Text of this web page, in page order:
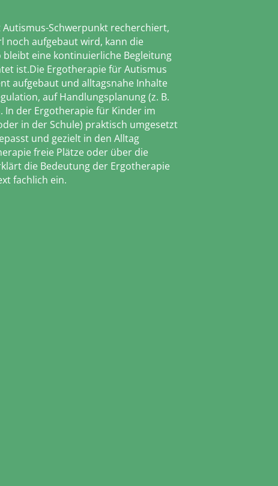
Schwerpunkt recherchiert,
noch aufgebaut wird, kann die
eine kontinuierliche Begleitung
ist.Die Ergotherapie für Autismus
aufgebaut und alltagsnahe Inhalte
auf Handlungsplanung (z. B.
In der Ergotherapie für Kinder im
in der Schule) praktisch umgesetzt
und gezielt in den Alltag
freie Plätze oder über die
die Bedeutung der Ergotherapie
fachlich ein.